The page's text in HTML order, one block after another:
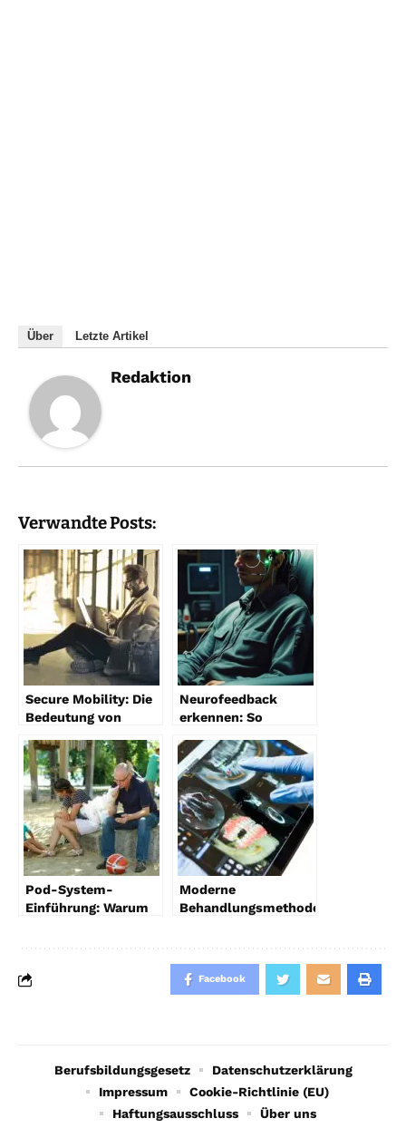
Über Letzte Artikel
Redaktion
Verwandte Posts:
Secure Mobility: Die
Bedeutung von
Anforderungen für
eine sichere
Remote-
Arbeitsumgebung
mit Firmen-Handys
Neurofeedback
erkennen: So
Gehirntraining
Pod-System-
Einführung: Warum
ideal für Einsteiger
Moderne
Behandlungsmethoden
Kieferorthopädie
Facebook
Berufsbildungsgesetz
Datenschutzerklärung
Impressum
Cookie-Richtlinie (EU)
Haftungsausschluss
Über uns